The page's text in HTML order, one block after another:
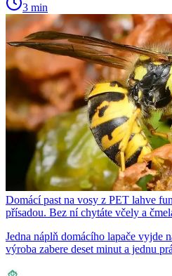
3 min
Domácí past na vosy z PET lahve
přísadou. Bez ní chytáte včely a
Jedna náplň domácího lapače vyjde
výroba zabere deset minut a jednu